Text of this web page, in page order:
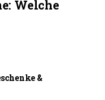
Welche
&